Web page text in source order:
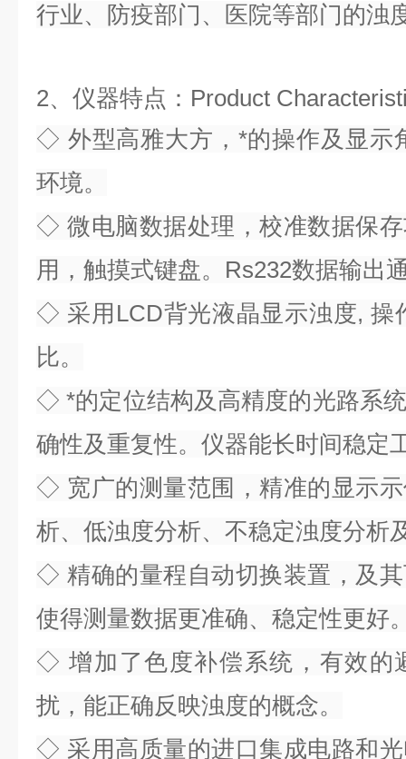
行业、防疫部门、医院等部门的浊
2、 仪器特点：Product
◇ 外型高雅大方，*的操作及显示
环境。
◇ 微电脑数据处理，校准数据保
用，触摸式键盘。Rs232数据输出
◇ 采用LCD背光液晶显示浊度, 操
比。
◇ *的定位结构及高精度的光路系
确性及重复性。仪器能长时间稳定
◇ 宽广的测量范围，精准的显示
析、低浊度分析、不稳定浊度分析
◇ 精确的量程自动切换装置，及
使得测量数据更准确、稳定性更好
◇ 增加了色度补偿系统，有效的
扰，能正确反映浊度的概念。
◇ 采用高质量的进口集成电路和